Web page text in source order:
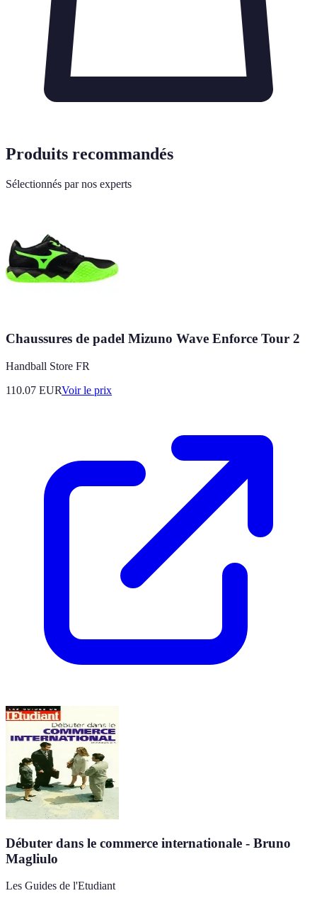
Produits recommandés
Sélectionnés par nos experts
Chaussures de padel Mizuno Wave Enforce Tour 2
Handball Store FR
110.07 EURVoir le prix
Débuter dans le commerce internationale - Bruno
Magliulo
Les Guides de l'Etudiant